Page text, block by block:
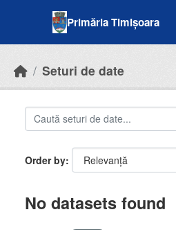
Primăria Timișoara
Seturi de date
Order by
No datasets found